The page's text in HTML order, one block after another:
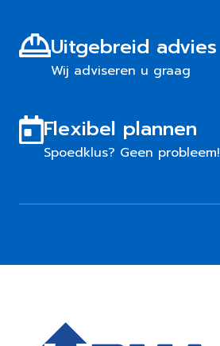
Uitgebreid advies
Wij adviseren u graag
Flexibel plannen
Spoedklus? Geen probleem!